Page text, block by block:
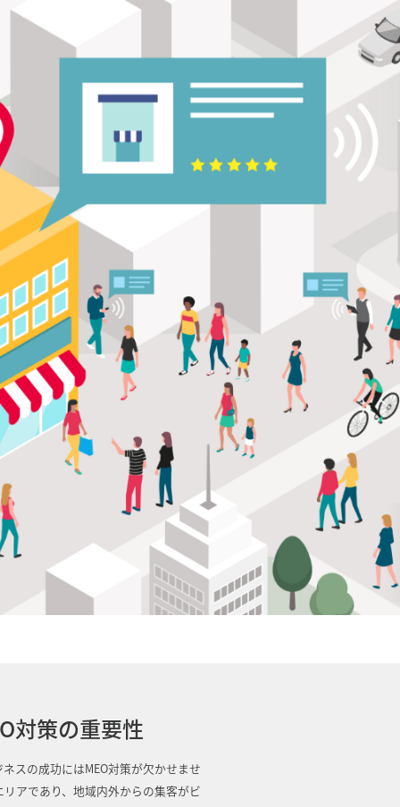
対策の重要性
スの成功にはMEO対策が欠かせませ
アであり、地域内外からの集客がビ